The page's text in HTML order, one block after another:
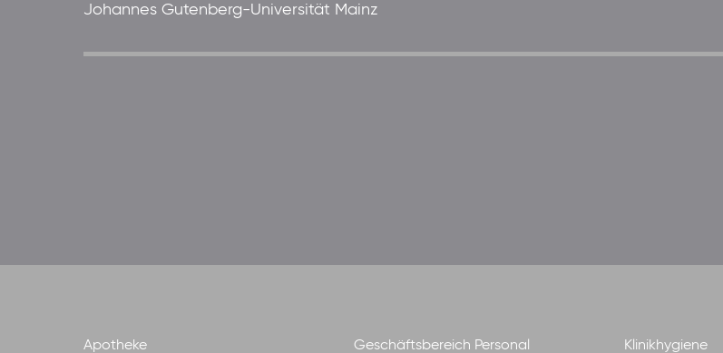
Johannes Gutenberg-Universität Mainz
Apotheke Geschäftsbereich Personal Klinikhygiene